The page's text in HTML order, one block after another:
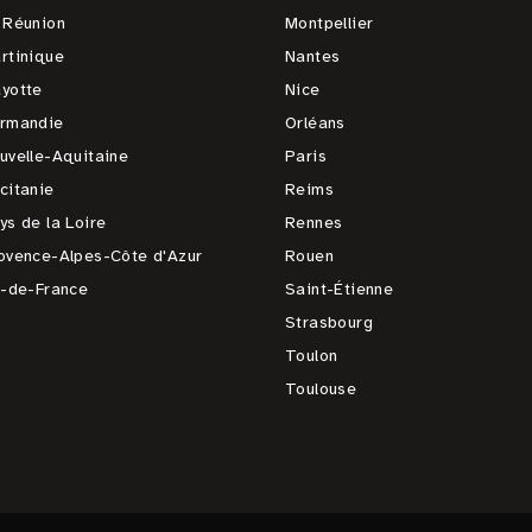
Aquitaine
de la Loire
Alpes-Côte d'Azur
de-France
Montpellier
Nantes
Nice
Orléans
Paris
Reims
Rennes
Rouen
Saint-Étienne
Strasbourg
Toulon
Toulouse